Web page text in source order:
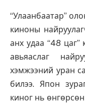
“Улаанбаатар”
киноны
анх удаа “48 цаг”
авьяаслаг
хэмжээний уран
билээ. Япон
киног нь